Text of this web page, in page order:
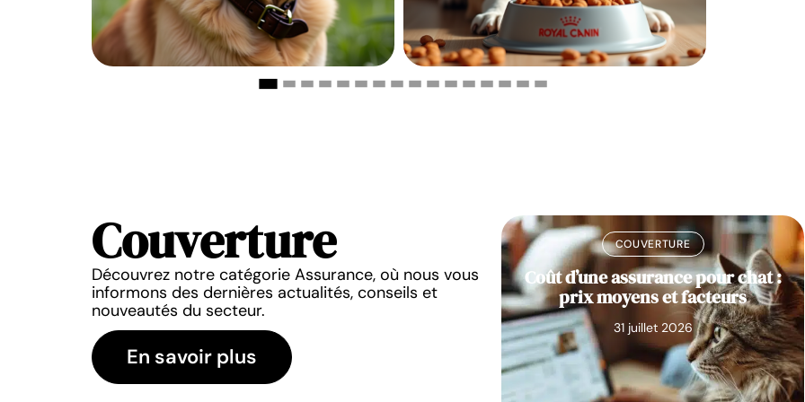
Couverture
Découvrez notre catégorie Assurance, où nous vous
informons des dernières actualités, conseils et
nouveautés du secteur.
En savoir plus
: quel tarif pour
canine ?
COUVERTURE
Choisir la meilleure mutuelle chien
selon la race de votre compagnon
COUVERTURE
Coût d’une assurance pour chat :
prix moyens et facteurs
31 juillet 2026